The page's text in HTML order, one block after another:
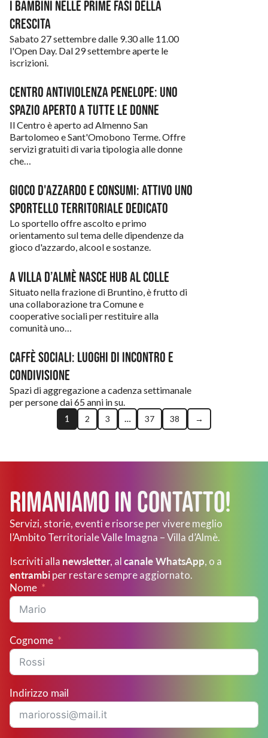
Valbrembo
Villa d’Almè
i bambini nelle prime fasi della
crescita
Sabato 27 settembre dalle 9.30 alle 11.00
l'Open Day. Dal 29 settembre aperte le
iscrizioni.
Centro Antiviolenza Penelope: uno
spazio aperto a tutte le donne
Il Centro è aperto ad Almenno San
Bartolomeo e Sant'Omobono Terme. Offre
servizi gratuiti di varia tipologia alle donne
che…
Gioco d'azzardo e consumi: attivo uno
sportello territoriale dedicato
Lo sportello offre ascolto e primo
orientamento sul tema delle dipendenze da
gioco d'azzardo, alcool e sostanze.
A Villa d’Almè nasce Hub Al Colle
Situato nella frazione di Bruntino, è frutto di
una collaborazione tra Comune e
cooperative sociali per restituire alla
comunità uno…
Caffè Sociali: luoghi di incontro e
condivisione
Spazi di aggregazione a cadenza settimanale
per persone dai 65 anni in su.
1
2 3 … 37 38 →
Rimaniamo in Contatto!
Servizi, storie, eventi e risorse per vivere meglio
l’Ambito Territoriale Valle Imagna – Villa d’Almè.
Iscriviti alla newsletter, alcanale WhatsApp, o a
entrambiper restare sempre aggiornato.
Nome
Cognome
Indirizzo mail